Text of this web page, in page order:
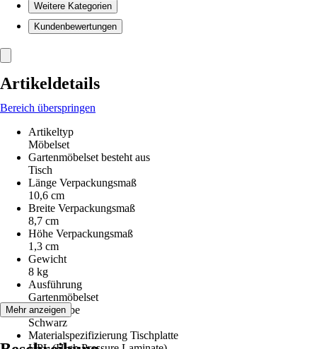
Weitere Kategorien
Kundenbewertungen
Artikeldetails
Bereich überspringen
Artikeltyp
Möbelset
Gartenmöbelset besteht aus
Tisch
Länge Verpackungsmaß
10,6 cm
Breite Verpackungsmaß
8,7 cm
Höhe Verpackungsmaß
1,3 cm
Gewicht
8 kg
Ausführung
Gartenmöbelset
Grundfarbe
Schwarz
Materialspezifizierung Tischplatte
Mehr anzeigen